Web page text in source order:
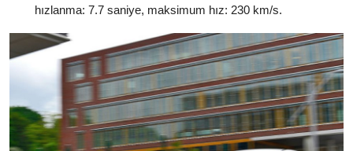
hızlanma: 7.7 saniye, maksimum hız: 230 km/s.